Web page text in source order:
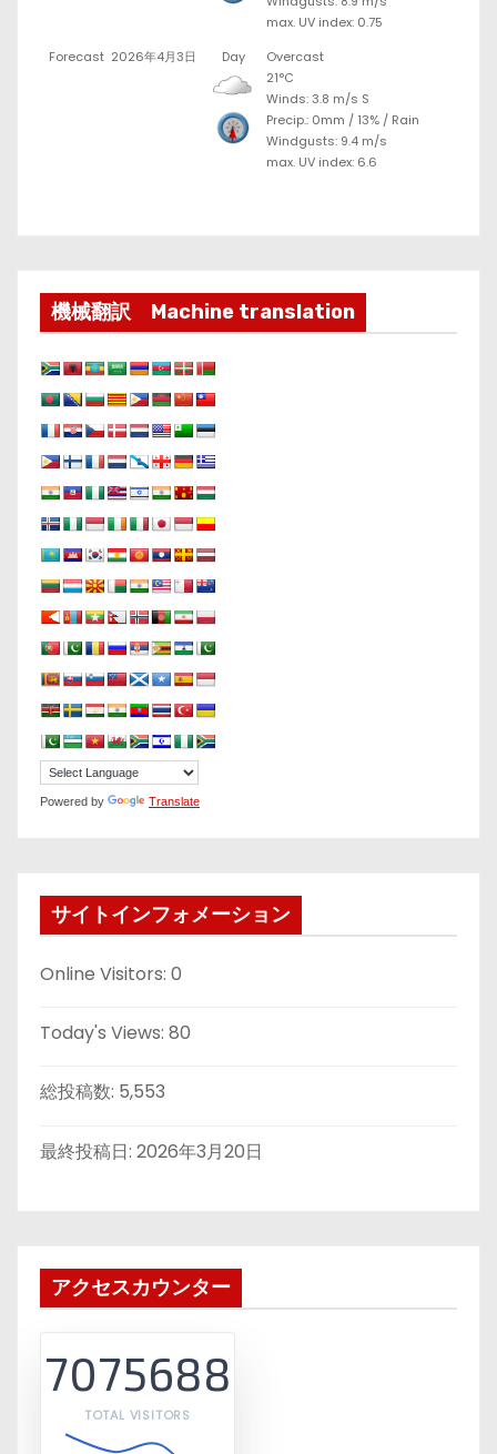
max. UV index: 0.75
Forecast 2026年4月3日 Day
Overcast
21°C
Winds: 3.8 m/s S
Precip.: 0mm / 13% / Rain
Windgusts: 9.4 m/s
max. UV index: 6.6
機械翻訳 Machine translation
Powered by Translate
サイトインフォメーション
Online Visitors: 0
Today's Views: 80
総投稿数: 5,553
最終投稿日: 2026年3月20日
アクセスカウンター
7075688
TOTAL VISITORS